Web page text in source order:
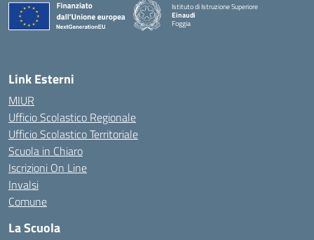
Istituto di Istruzione Superiore
Einaudi
Foggia
— Visita la pagina iniziale della scuola
Link Esterni
MIUR
Ufficio Scolastico Regionale
Ufficio Scolastico Territoriale
Scuola in Chiaro
Iscrizioni On Line
Invalsi
Comune
La Scuola